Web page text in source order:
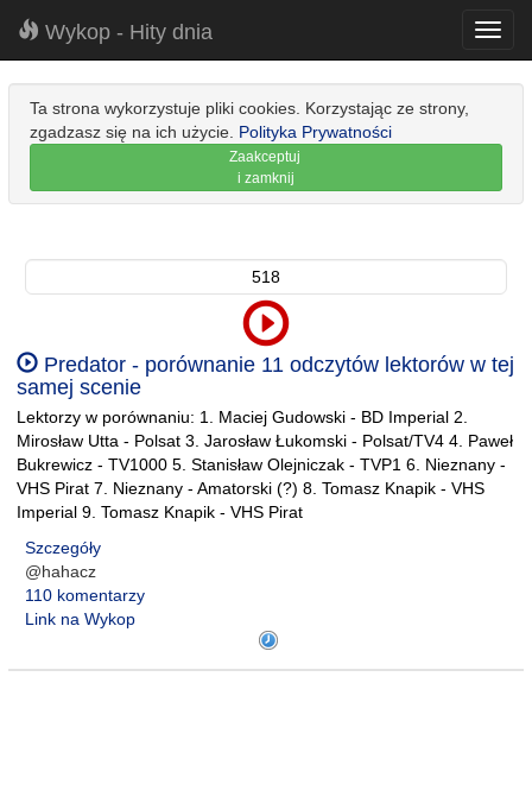
Wykop - Hity dnia
Ta strona wykorzystuje pliki cookies. Korzystając ze strony,
zgadzasz się na ich użycie. Polityka Prywatności
Zaakceptuj
i zamknij
518
Predator - porównanie 11 odczytów lektorów w tej
samej scenie
Lektorzy w porównaniu: 1. Maciej Gudowski - BD Imperial 2.
Mirosław Utta - Polsat 3. Jarosław Łukomski - Polsat/TV4 4. Paweł
Bukrewicz - TV1000 5. Stanisław Olejniczak - TVP1 6. Nieznany -
VHS Pirat 7. Nieznany - Amatorski (?) 8. Tomasz Knapik - VHS
Imperial 9. Tomasz Knapik - VHS Pirat
Szczegóły
@hahacz
110 komentarzy
Link na Wykop